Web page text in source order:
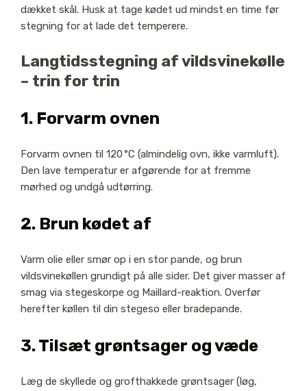
dækket skål. Husk at tage kødet ud mindst en time før
stegning for at lade det temperere.
Langtidsstegning af vildsvinekølle
– trin for trin
1. Forvarm ovnen
Forvarm ovnen til 120 °C (almindelig ovn, ikke varmluft).
Den lave temperatur er afgørende for at fremme
mørhed og undgå udtørring.
2. Brun kødet af
Varm olie eller smør op i en stor pande, og brun
vildsvinekøllen grundigt på alle sider. Det giver masser af
smag via stegeskorpe og Maillard-reaktion. Overfør
herefter køllen til din stegeso eller bradepande.
3. Tilsæt grøntsager og væde
Læg de skyllede og grofthakkede grøntsager (løg,